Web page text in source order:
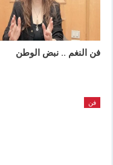
فن النغم .. نبض الوطن
فن